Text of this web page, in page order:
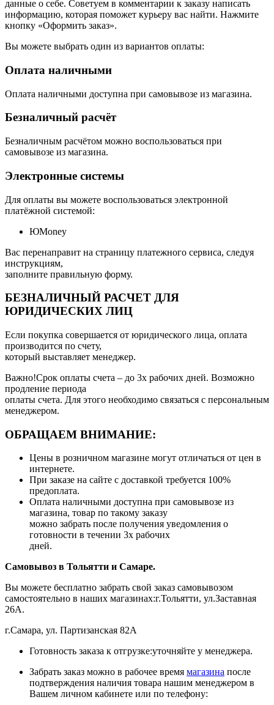
данные о себе. Советуем в комментарии к заказу написать
информацию, которая поможет курьеру вас найти. Нажмите
кнопку «Оформить заказ».
Вы можете выбрать один из вариантов оплаты:
Оплата наличными
Оплата наличными доступна при самовывозе из магазина.
Безналичный расчёт
Безналичным расчётом можно воспользоваться при
самовывозе из магазина.
Электронные системы
Для оплаты вы можете воспользоваться электронной
платёжной системой:
ЮMoney
Вас перенаправит на страницу платежного сервиса, следуя
инструкциям,
заполните правильную форму.
БЕЗНАЛИЧНЫЙ РАСЧЕТ ДЛЯ
ЮРИДИЧЕСКИХ ЛИЦ
Если покупка совершается от юридического лица, оплата
производится по счету,
который выставляет менеджер.
Важно!Срок оплаты счета – до 3х рабочих дней. Возможно
продление периода
оплаты счета. Для этого необходимо связаться с персональным
менеджером.
ОБРАЩАЕМ ВНИМАНИЕ:
Цены в розничном магазине могут отличаться от цен в
интернете.
При заказе на сайте с доставкой требуется 100%
предоплата.
Оплата наличными доступна при самовывозе из
магазина, товар по такому заказу
можно забрать после получения уведомления о
готовности в течении 3х рабочих
дней.
Самовывоз в Тольятти и Самаре.
Вы можете бесплатно забрать свой заказ самовывозом
самостоятельно в наших магазинах:г.Тольятти, ул.Заставная
26А.
г.Самара, ул. Партизанская 82А
Готовность заказа к отгрузке:уточняйте у менеджера.
Забрать заказ можно в рабочее время магазина после
подтверждения наличия товара нашим менеджером в
Вашем личном кабинете или по телефону: